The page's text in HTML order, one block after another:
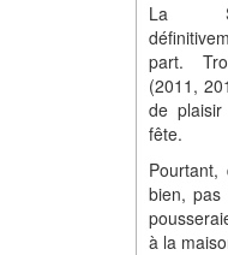
La
part.
(2011,
de
fête.
bien, pas
à la